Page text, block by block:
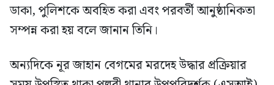
ডাকা, পুলিশকে অবহিত করা এবং পরবর্তী আনুষ্ঠানিকতা
সম্পন্ন করা হয় বলে জানান তিনি।
অন্যদিকে নূর জাহান বেগমের মরদেহ উদ্ধার প্রক্রিয়ার